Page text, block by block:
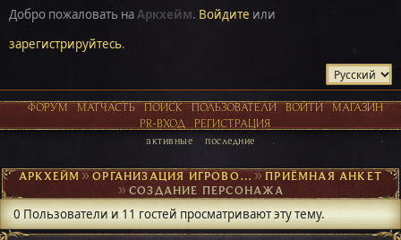
Добро пожаловать наАркхейм. Войдите или
зарегистрируйтесь.
ФОРУМ МАТЧАСТЬ ПОИСК ПОЛЬЗОВАТЕЛИ ВОЙТИ
МАГАЗИН
PR-ВХОД
РЕГИСТРАЦИЯ
активные последние
АРКХЕЙМ► ОРГАНИЗАЦИЯ ИГРОВОГО ПРОЦЕССА ►ПРИЁМНАЯ АНКЕТ
►СОЗДАНИЕ ПЕРСОНАЖА
0 Пользователи и 11 гостей просматривают эту тему.